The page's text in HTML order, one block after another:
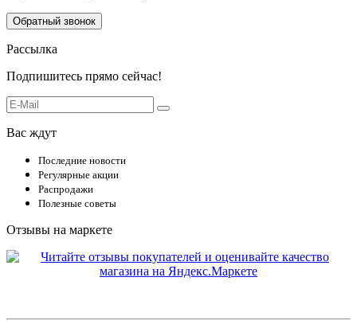
Обратный звонок
Рассылка
Подпишитесь прямо сейчас!
Вас ждут
Последние новости
Регулярные акции
Распродажи
Полезные советы
Отзывы на маркете